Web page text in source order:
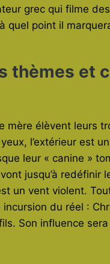
grec qui filme
quel point il
thèmes et
mère élèvent leurs
l’extérieur est
leur « canine »
jusqu’à redéfinir
un vent violent.
du réel :
Son influence